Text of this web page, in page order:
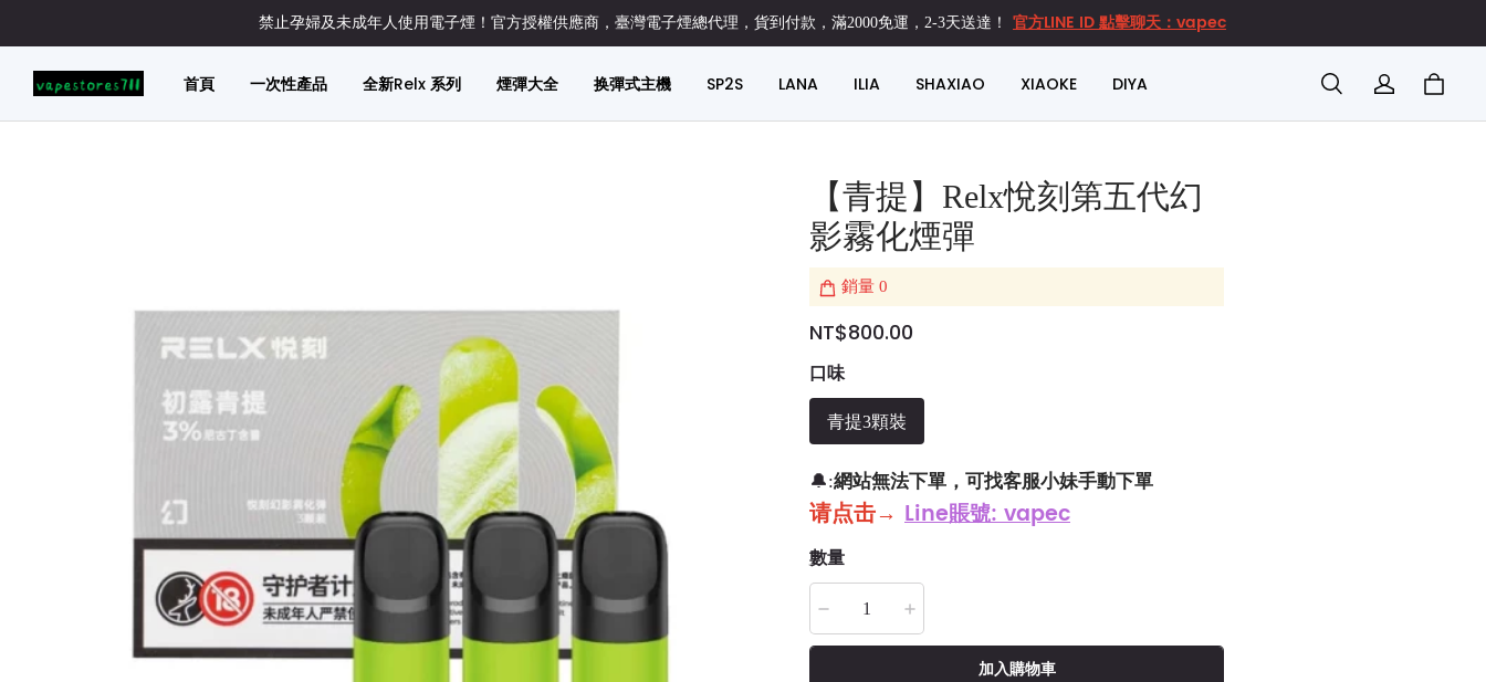
禁止孕婦及未成年人使用電子煙！官方授權供應商，臺灣電子煙總代理，貨到付款，滿2000免運，2-3天送達！ 官方LINE ID 點擊聊天：vapec
首頁 一次性產品 全新Relx 系列 煙彈大全 换彈式主機 SP2S LANA ILIA SHAXIAO XIAOKE DIYA
【青提】Relx悅刻第五代幻
影霧化煙彈
銷量 0
NT$800.00
口味
青提3顆裝
🔔:網站無法下單，可找客服小妹手動下單
请点击→ Line賬號: vapec
數量
加入購物車